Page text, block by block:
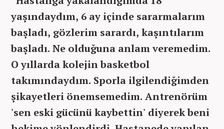
yaşındaydım, 6 ay içinde sararmalarım
başladı, gözlerim sarardı, kaşıntılarım
başladı. Ne olduğuna anlam veremedim.
O yıllarda kolejin basketbol
takımındaydım. Sporla ilgilendiğimden
şikayetleri önemsemedim. Antrenörüm
'sen eski gücünü kaybettin' diyerek beni